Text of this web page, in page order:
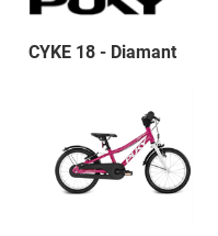
CYKE 18 - Diamant